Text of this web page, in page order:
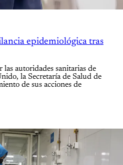
epidemiológica tras
autoridades sanitarias de
la Secretaría de Salud de
de sus acciones de